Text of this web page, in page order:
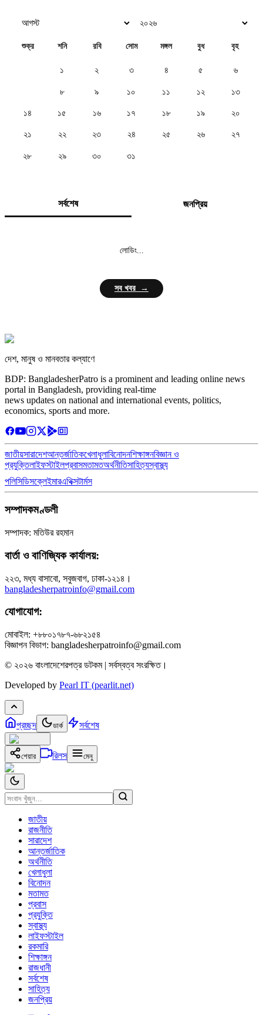
শুক্র শনি রবি সোম মঙ্গল বুধ বৃহ
১ ২ ৩ ৪ ৫ ৬
৮ ৯ ১০ ১১ ১২ ১৩
১৪ ১৫ ১৬ ১৭ ১৮ ১৯ ২০
২১ ২২ ২৩ ২৪ ২৫ ২৬ ২৭
২৮ ২৯ ৩০ ৩১
সর্বশেষ জনপ্রিয়
লোডিং...
সব খবর →
দেশ, মানুষ ও মানবতার কল্যাণে
BDP: BangladesherPatro is a prominent and leading online news
portal in Bangladesh, providing real-time
news updates on national and international events, politics,
economics, sports and more.
জাতীয়সারাদেশআন্তর্জাতিকখেলাধুলাবিনোদনশিক্ষাঙ্গনবিজ্ঞান ও
প্রযুক্তিলাইফস্টাইলপ্রবাসমতামতঅর্থনীতিসাহিত্যস্বাস্থ্য
পলিসিডিসক্লেইমারএথিক্সটার্মস
সম্পাদকমণ্ডলী
সম্পাদক: মতিউর রহমান
বার্তা ও বাণিজ্যিক কার্যালয়:
২২৩, মধ্য বাসাবো, সবুজবাগ, ঢাকা-১২১৪।
bangladesherpatroinfo@gmail.com
যোগাযোগ:
মোবাইল: +৮৮০১৭৮৭-৬৮২১৫৪
বিজ্ঞাপন বিভাগ: bangladesherpatroinfo@gmail.com
© ২০২৬ বাংলাদেশেরপত্র ডটকম | সর্বস্বত্ব সংরক্ষিত।
Developed by Pearl IT (pearlit.net)
প্রচ্ছদ ডার্ক সর্বশেষ
শেয়ার রিলস মেনু
জাতীয়
রাজনীতি
সারাদেশ
আন্তর্জাতিক
অর্থনীতি
খেলাধুলা
বিনোদন
মতামত
প্রবাস
প্রযুক্তি
স্বাস্থ্য
লাইফস্টাইল
রকমারি
শিক্ষাঙ্গন
রাজধানী
সর্বশেষ
সাহিত্য
জনপ্রিয়